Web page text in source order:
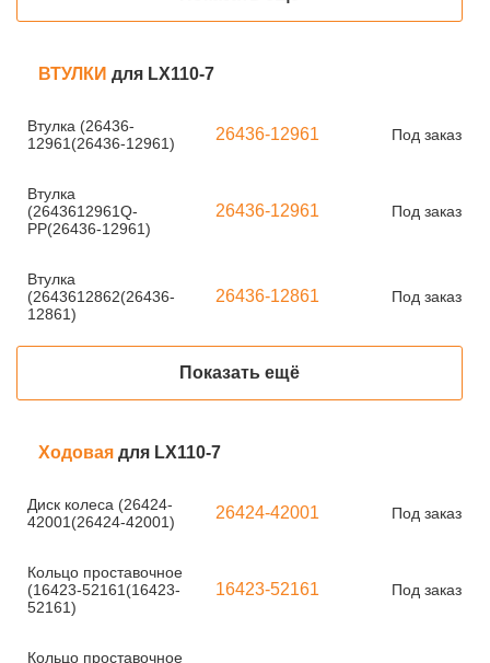
ВТУЛКИ для LX110-7
Втулка (26436-
12961(26436-12961)
26436-12961 Под заказ
Втулка
(2643612961Q-
PP(26436-12961)
26436-12961 Под заказ
Втулка
(2643612862(26436-
12861)
26436-12861 Под заказ
Показать ещё
Ходовая для LX110-7
Диск колеса (26424-
42001(26424-42001)
26424-42001 Под заказ
Кольцо проставочное
(16423-52161(16423-
52161)
16423-52161 Под заказ
Кольцо проставочное